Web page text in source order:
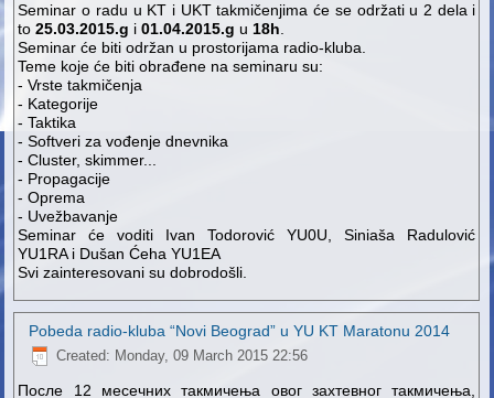
Seminar o radu u KT i UKT takmičenjima će se održati u 2 dela i
to25.03.2015.g i01.04.2015.g u18h.
Seminar će biti održan u prostorijama radio-kluba.
Teme koje će biti obrađene na seminaru su:
- Vrste takmičenja
- Kategorije
- Taktika
- Softveri za vođenje dnevnika
- Cluster, skimmer...
- Propagacije
- Oprema
- Uvežbavanje
Seminar će voditi Ivan Todorović YU0U, Siniaša Radulović
YU1RA i Dušan Ćeha YU1EA
Svi zainteresovani su dobrodošli.
Pobeda radio-kluba “Novi Beograd” u YU KT Maratonu 2014
Created: Monday, 09 March 2015 22:56
После 12 месечних такмичења овог захтевног такмичења,